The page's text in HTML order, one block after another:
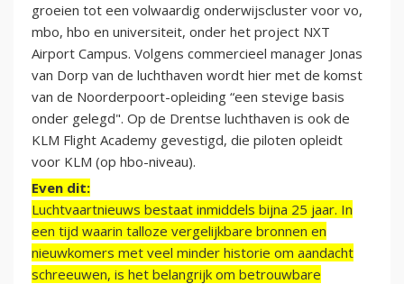
groeien tot een volwaardig onderwijscluster voor vo,
mbo, hbo en universiteit, onder het project NXT
Airport Campus. Volgens commercieel manager Jonas
van Dorp van de luchthaven wordt hier met de komst
van de Noorderpoort-opleiding “een stevige basis
onder gelegd". Op de Drentse luchthaven is ook de
KLM Flight Academy gevestigd, die piloten opleidt
voor KLM (op hbo-niveau).
Even dit:
Luchtvaartnieuws bestaat inmiddels bijna 25 jaar. In
een tijd waarin talloze vergelijkbare bronnen en
nieuwkomers met veel minder historie om aandacht
schreeuwen, is het belangrijk om betrouwbare